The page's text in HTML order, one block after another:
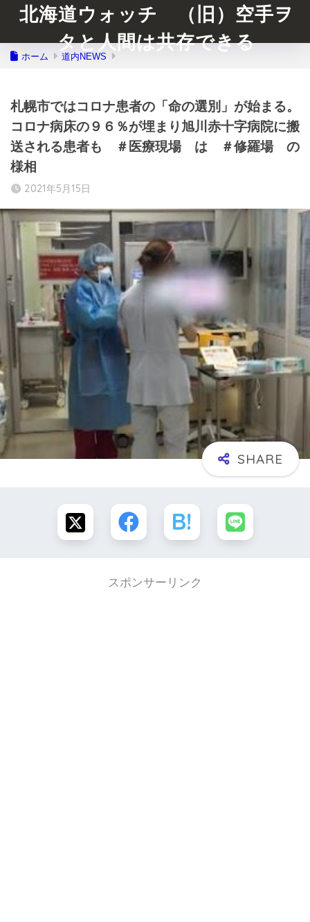
北海道ウォッチ （旧）空手ヲ
タと人間は共存できる
ホーム 道内NEWS
札幌市ではコロナ患者の「命の選別」が始まる。
コロナ病床の９６％が埋まり旭川赤十字病院に搬
送される患者も ＃医療現場 は ＃修羅場 の
様相
2021年5月15日
スポンサーリンク